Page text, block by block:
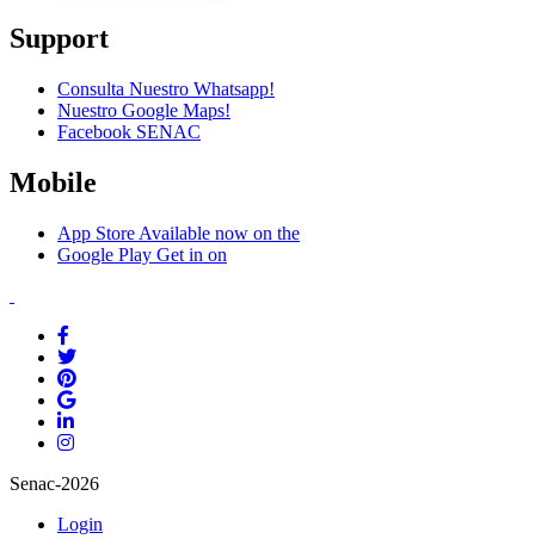
Support
Consulta Nuestro Whatsapp!
Nuestro Google Maps!
Facebook SENAC
Mobile
App Store Available now on the
Google Play Get in on
Senac-2026
Login